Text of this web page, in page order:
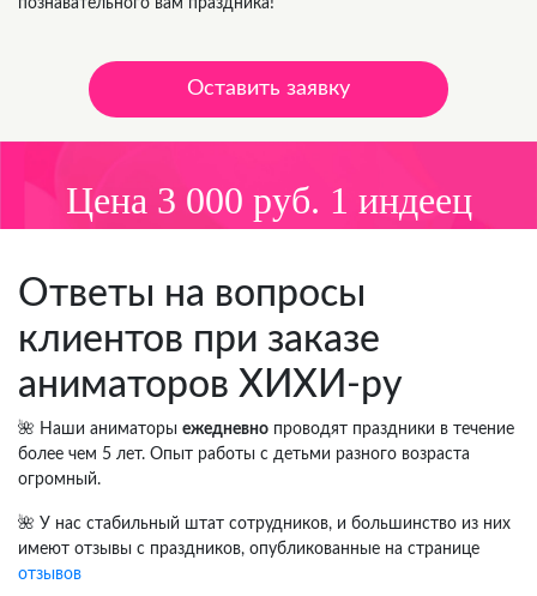
познавательного вам праздника!
Оставить заявку
Цена 3 000 руб. 1 индеец
Ответы на вопросы
клиентов при заказе
аниматоров ХИХИ-ру
🌺 Наши аниматоры ежедневно проводят праздники в течение
более чем 5 лет. Опыт работы с детьми разного возраста
огромный.
🌺 У нас стабильный штат сотрудников, и большинство из них
имеют отзывы с праздников, опубликованные на странице
отзывов